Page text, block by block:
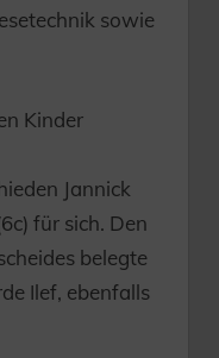
sowie
Kinder
Jannick
für sich. Den
belegte
Ilef, ebenfalls